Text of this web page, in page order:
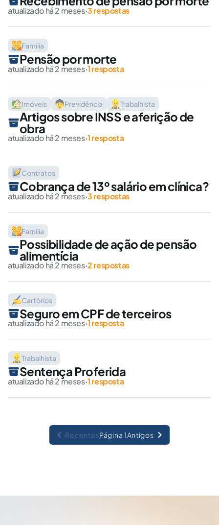
atualizado há 2 meses· 3 respostas
Família
Pensão por morte
atualizado há 2 meses· 1 resposta
Imóveis Previdência Trabalhista
Artigos sobre INSS e aferição de
obra
atualizado há 2 meses· 1 resposta
Contratos
Cobrança de 13º salário em clínica?
atualizado há 2 meses· 3 respostas
Família
Possibilidade de ação de pensão
alimentícia
atualizado há 2 meses· 2 respostas
Cartórios
Seguro em CPF de terceiros
atualizado há 2 meses· 1 resposta
Trabalhista
Sentença Proferida
atualizado há 2 meses· 1 resposta
RecentesPágina 1Antigos